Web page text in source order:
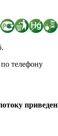
телефону